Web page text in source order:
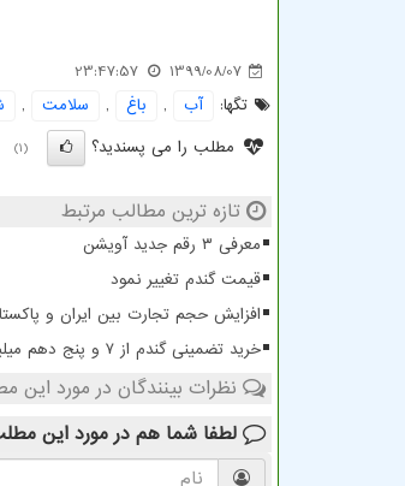
1399/08/07
23:47:57
تگها:
آب , باغ , سلامت ,
مطلب را می پسندید؟
(1)
تازه ترین مطالب مرتبط
معرفی ۳ رقم جدید آویشن
قیمت گندم تغییر نمود
افزایش حجم تجارت بین ایران و پاکستان به رقم 10
خرید تضمینی گندم از ۷ و پنج دهم میلیون تن گذشت
نظرات بینندگان در مورد این
لطفا شما هم در مورد این